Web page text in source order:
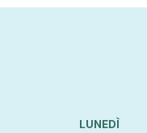
LUNEDÌ